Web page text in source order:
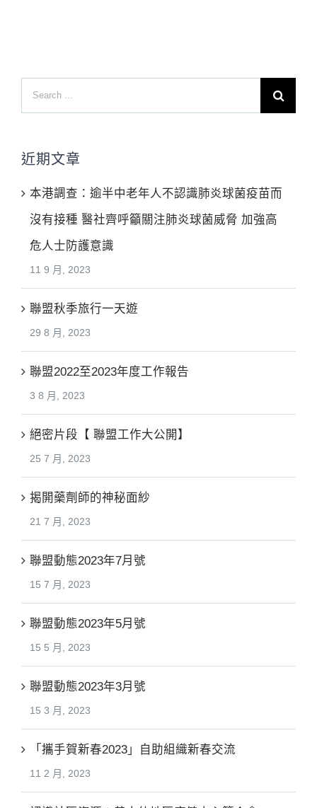
Search
for:
近期文章
本港調查：逾半中老年人不認識肺炎球菌疫苗而
沒有接種 醫社齊呼籲關注肺炎球菌威脅 加強高
危人士防護意識
11 9 月, 2023
聯盟秋季旅行一天遊
29 8 月, 2023
聯盟2022至2023年度工作報告
3 8 月, 2023
絕密片段【 聯盟工作大公開】
25 7 月, 2023
揭開藥劑師的神秘面紗
21 7 月, 2023
聯盟動態2023年7月號
15 7 月, 2023
聯盟動態2023年5月號
15 5 月, 2023
聯盟動態2023年3月號
15 3 月, 2023
「攜手賀新春2023」自助組織新春交流
11 2 月, 2023